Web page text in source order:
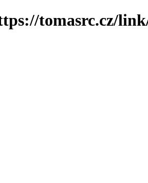
tomasrc.cz/